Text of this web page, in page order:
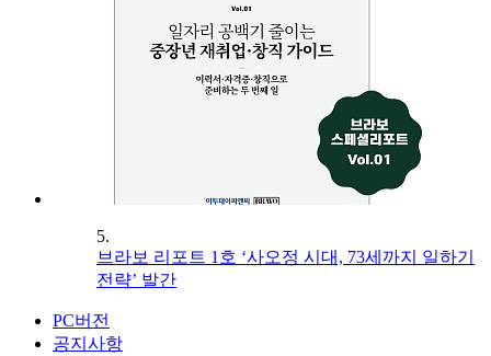
5.
브라보 리포트 1호 ‘사오정 시대, 73세까지 일하기
전략’ 발간
PC버전
공지사항